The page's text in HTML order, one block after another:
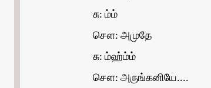
சு: ம்ம்
சௌ: அமுதே
சு: ம்ஹ்ம்ம்
சௌ: அருங்கனியே....